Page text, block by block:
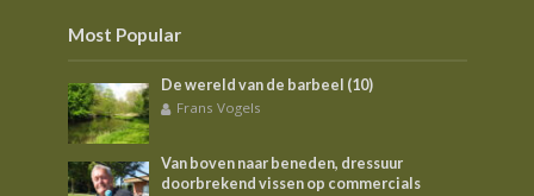
Most Popular
De wereld van de barbeel (10)
Frans Vogels
Van boven naar beneden, dressuur
doorbrekend vissen op commercials